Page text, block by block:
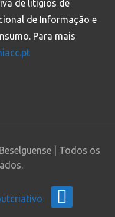
de litígios de
de Informação e
Para mais
| Todos os